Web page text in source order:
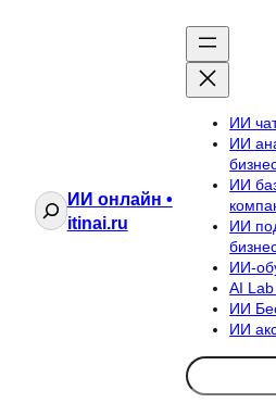
ПоискИИ онлайн •
itinai.ru
ИИ
ИИ
ИИ
ИИ
ИИ-
AI Lab
ИИ
ИИ
Search